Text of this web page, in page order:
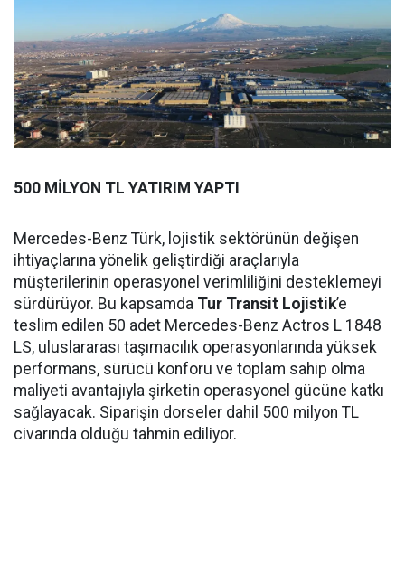
500 MİLYON TL YATIRIM YAPTI
Mercedes-Benz Türk, lojistik sektörünün değişen
ihtiyaçlarına yönelik geliştirdiği araçlarıyla
müşterilerinin operasyonel verimliliğini desteklemeyi
sürdürüyor. Bu kapsamda Tur Transit Lojistik’e
teslim edilen 50 adet Mercedes-Benz Actros L 1848
LS, uluslararası taşımacılık operasyonlarında yüksek
performans, sürücü konforu ve toplam sahip olma
maliyeti avantajıyla şirketin operasyonel gücüne katkı
sağlayacak. Siparişin dorseler dahil 500 milyon TL
civarında olduğu tahmin ediliyor.